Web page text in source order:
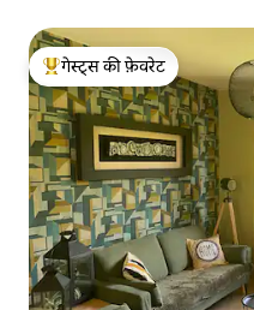
गेस्ट्स का टॉप फ़ेवरेट
गेस्ट्स की फ़ेवरेट